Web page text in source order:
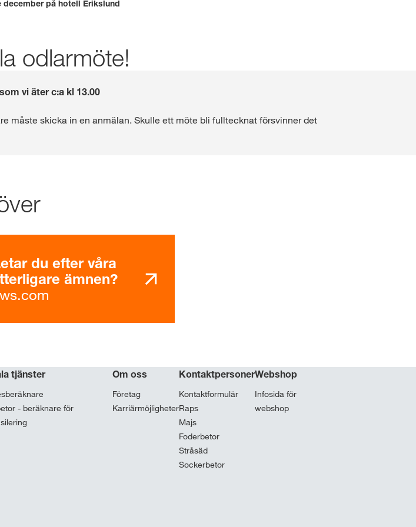
Exklusivt innehåll
december på hotell Erikslund
odlarmöte!
vi äter c:a kl 13.00
måste skicka in en anmälan. Skulle ett möte bli fulltecknat försvinner det
du efter våra
ämnen?
tjänster
- beräknare för
Om oss
Företag
Karriärmöjligheter
Kontaktpersoner
Kontaktformulär
Raps
Majs
Foderbetor
Stråsäd
Sockerbetor
Webshop
Infosida för
webshop